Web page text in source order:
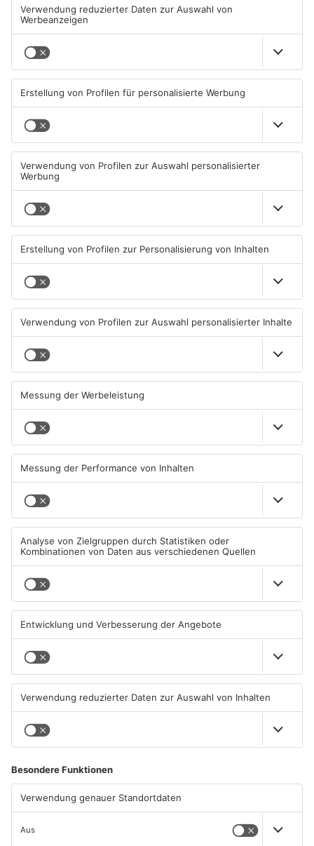
TOPNEWS
Große Baustelle in
Aschaffenburger Innenstadt
beendet
05.08.2026, 06:40 UHR IN
ASCHAFFENBURG
Feuerwerk löst wohl Brand in
Aschaffenburg-Schweinheim
aus
ASCHAFFENBURG
Aschaffenburg: Prozess um
schweren E-Scooter-Raub
beginnt
ASCHAFFENBURG
auf Recyclinghof
01.08.2026, 14:33 UHR IN
AB: Aktion "Bewegung im
Park" startet
01.08.2026, 08:28 UHR IN
ASCHAFFENBURG
Aschaffenburg bekommt
neuen „Ball der Stadt“
31.07.2026, 19:21 UHR IN